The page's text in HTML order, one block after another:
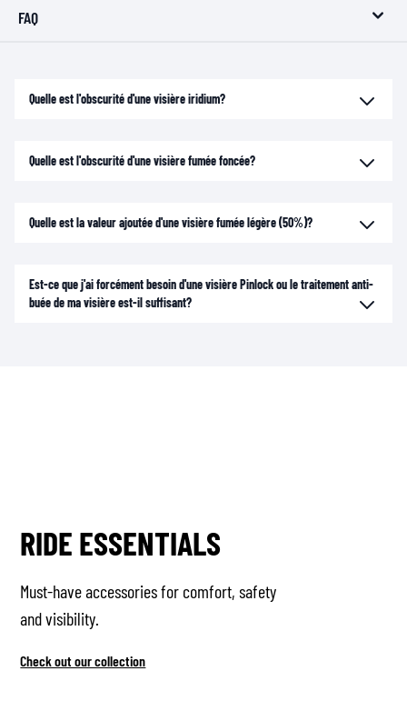
FAQ
Quelle est l'obscurité d'une visière iridium?
Quelle est l'obscurité d'une visière fumée foncée?
Quelle est la valeur ajoutée d'une visière fumée légère (50%)?
Est-ce que j'ai forcément besoin d'une visière Pinlock ou le traitement anti-
buée de ma visière est-il suffisant?
RIDE ESSENTIALS
Must-have accessories for comfort, safety
and visibility.
Check out our collection